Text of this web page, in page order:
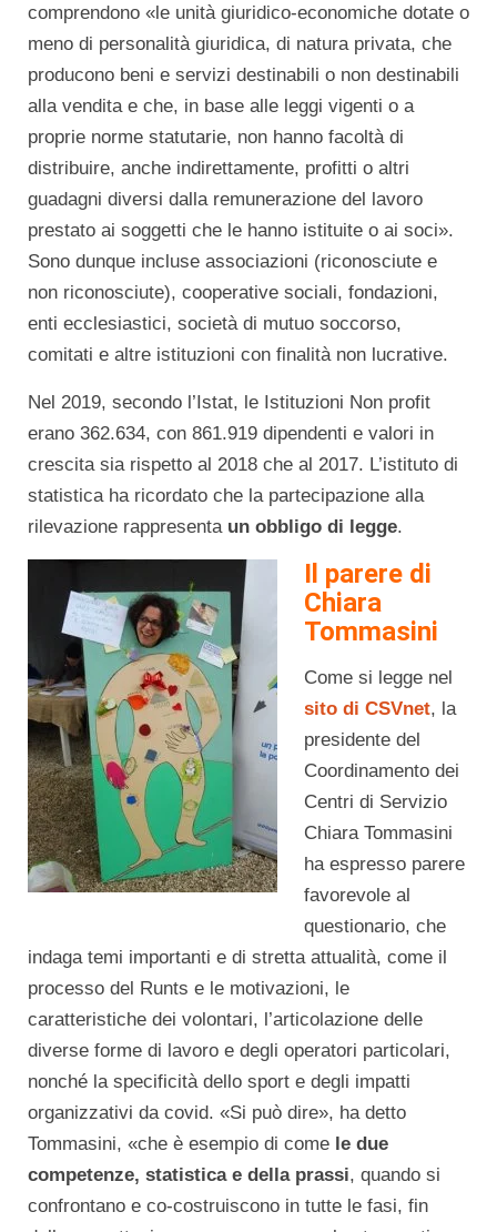
comprendono «le unità giuridico-economiche dotate o
meno di personalità giuridica, di natura privata, che
producono beni e servizi destinabili o non destinabili
alla vendita e che, in base alle leggi vigenti o a
proprie norme statutarie, non hanno facoltà di
distribuire, anche indirettamente, profitti o altri
guadagni diversi dalla remunerazione del lavoro
prestato ai soggetti che le hanno istituite o ai soci».
Sono dunque incluse associazioni (riconosciute e
non riconosciute), cooperative sociali, fondazioni,
enti ecclesiastici, società di mutuo soccorso,
comitati e altre istituzioni con finalità non lucrative.
Nel 2019, secondo l’Istat, le Istituzioni Non profit
erano 362.634, con 861.919 dipendenti e valori in
crescita sia rispetto al 2018 che al 2017. L’istituto di
statistica ha ricordato che la partecipazione alla
rilevazione rappresenta un obbligo di legge.
Il parere di
Chiara
Tommasini
Come si legge nel
sito di CSVnet, la
presidente del
Coordinamento dei
Centri di Servizio
Chiara Tommasini
ha espresso parere
favorevole al
questionario, che
indaga temi importanti e di stretta attualità, come il
processo del Runts e le motivazioni, le
caratteristiche dei volontari, l’articolazione delle
diverse forme di lavoro e degli operatori particolari,
nonché la specificità dello sport e degli impatti
organizzativi da covid. «Si può dire», ha detto
Tommasini, «che è esempio di come le due
competenze, statistica e della prassi, quando si
confrontano e co-costruiscono in tutte le fasi, fin